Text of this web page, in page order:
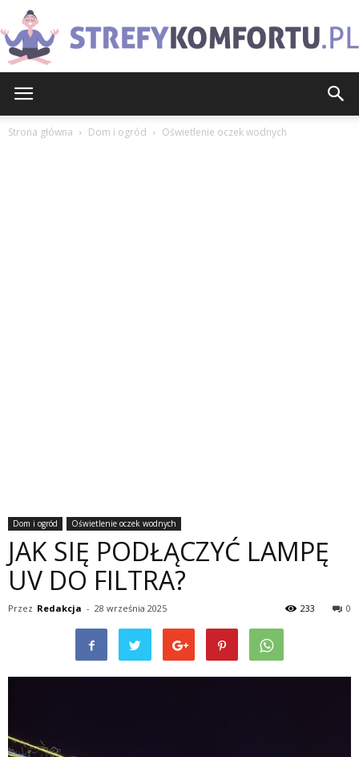
Strona główna Dom i ogród Oświetlenie oczek wodnych
Dom i ogród Oświetlenie oczek wodnych
JAK SIĘ PODŁĄCZYĆ LAMPĘ
UV DO FILTRA?
Przez Redakcja - 28 września 2025 0
233